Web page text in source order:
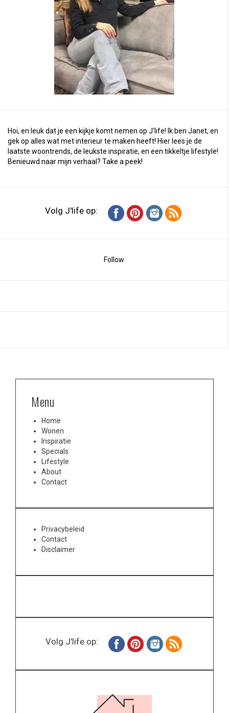
Hoi, en leuk dat je een kijkje komt nemen op J'life! Ik ben Janet, en
gek op alles wat met interieur te maken heeft! Hier lees je de
laatste woontrends, de leukste inspiratie, en een tikkeltje lifestyle!
Benieuwd naar mijn verhaal? Take a peek!
Volg J'life op:
Follow
Menu
Home
Wonen
Inspiratie
Specials
Lifestyle
About
Contact
Privacybeleid
Contact
Disclaimer
Volg J'life op: